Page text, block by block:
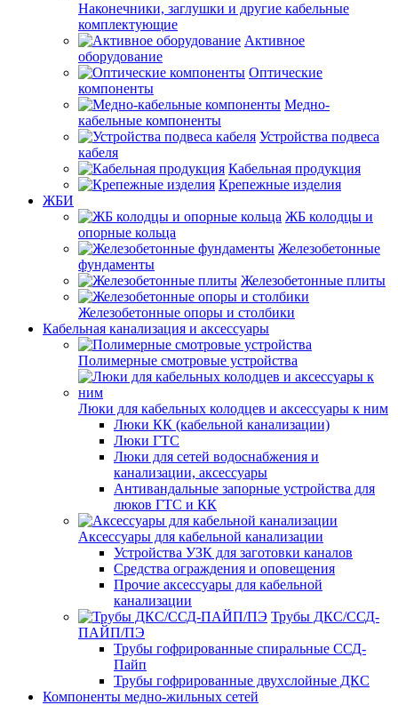
Наконечники, заглушки и другие кабельные
комплектующие
Активное
оборудование
Оптические
компоненты
Медно-
кабельные компоненты
Устройства подвеса
кабеля
Кабельная продукция
Крепежные изделия
ЖБИ
ЖБ колодцы и
опорные кольца
Железобетонные
фундаменты
Железобетонные плиты
Железобетонные опоры и столбики
Кабельная канализация и аксессуары
Полимерные смотровые устройства
Люки для кабельных колодцев и аксессуары к ним
Люки КК (кабельной канализации)
Люки ГТС
Люки для сетей водоснабжения и
канализации, аксессуары
Антивандальные запорные устройства для
люков ГТС и КК
Аксессуары для кабельной канализации
Устройства УЗК для заготовки каналов
Средства ограждения и оповещения
Прочие аксессуары для кабельной
канализации
Трубы ДКС/ССД-
ПАЙП/ПЭ
Трубы гофрированные спиральные ССД-
Пайп
Трубы гофрированные двухслойные ДКС
Компоненты медно-жильных сетей